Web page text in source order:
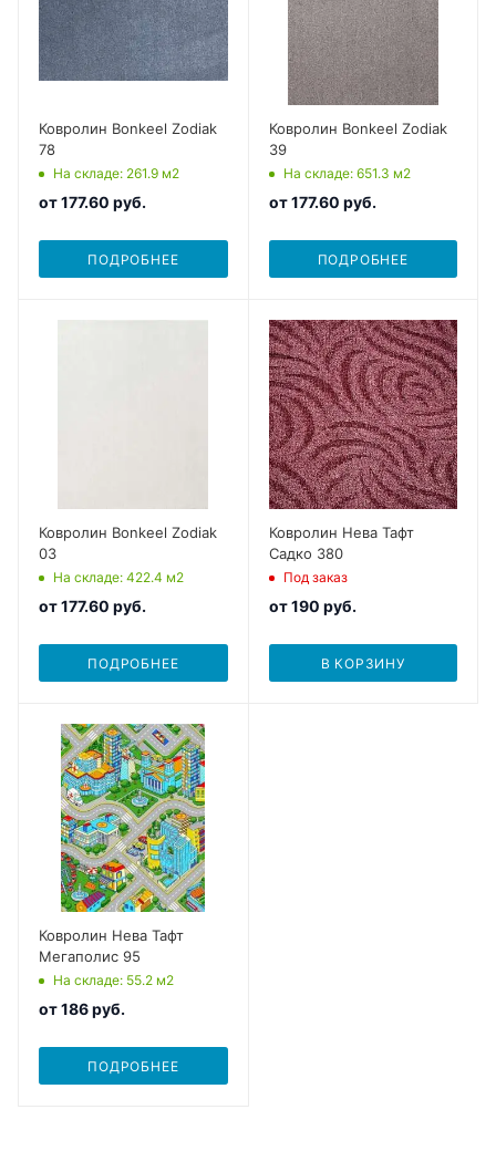
Ковролин Bonkeel Zodiak
78
На складе: 261.9 м2
от177.60 руб.
ПОДРОБНЕЕ
Ковролин Bonkeel Zodiak
39
На складе: 651.3 м2
от177.60 руб.
ПОДРОБНЕЕ
Ковролин Bonkeel Zodiak
03
На складе: 422.4 м2
от177.60 руб.
ПОДРОБНЕЕ
Ковролин Нева Тафт
Садко 380
Под заказ
от190 руб.
В КОРЗИНУ
Ковролин Нева Тафт
Мегаполис 95
На складе: 55.2 м2
от186 руб.
ПОДРОБНЕЕ